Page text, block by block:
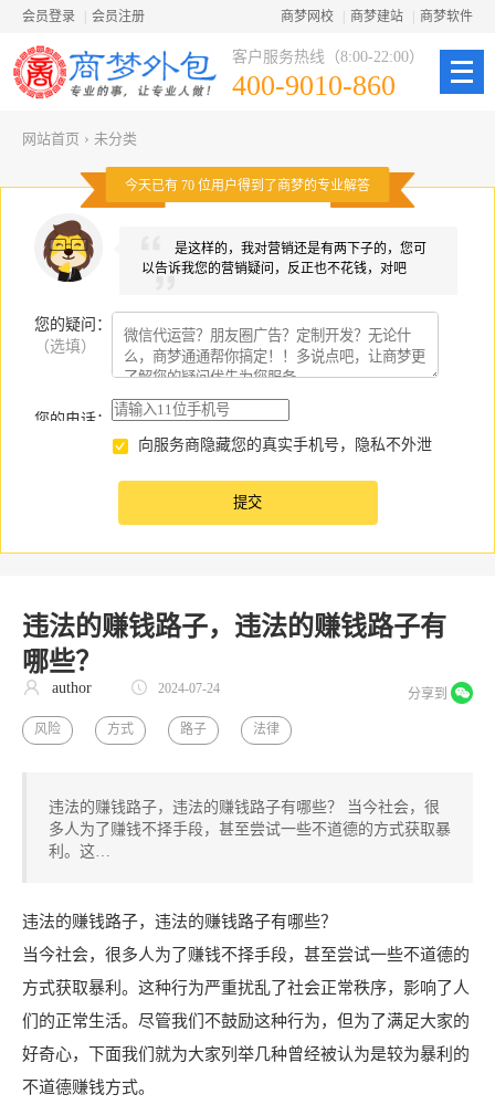
会员登录 会员注册 商梦网校 商梦建站 商梦软件
客户服务热线（8:00-22:00）
400-9010-860
网站首页 › 未分类
今天已有 70 位用户得到了商梦的专业解答
是这样的，我对营销还是有两下子的，您可
以告诉我您的营销疑问，反正也不花钱，对吧
您的疑问
（选填）
：
您的电话：
向服务商隐藏您的真实手机号，隐私不外泄
违法的赚钱路子，违法的赚钱路子有
哪些？
分享到
author 2024-07-24
风险 方式 路子 法律
违法的赚钱路子，违法的赚钱路子有哪些？ 当今社会，很
多人为了赚钱不择手段，甚至尝试一些不道德的方式获取暴
利。这…
违法的赚钱路子，违法的赚钱路子有哪些？
当今社会，很多人为了赚钱不择手段，甚至尝试一些不道德的
方式获取暴利。这种行为严重扰乱了社会正常秩序，影响了人
们的正常生活。尽管我们不鼓励这种行为，但为了满足大家的
好奇心，下面我们就为大家列举几种曾经被认为是较为暴利的
不道德赚钱方式。